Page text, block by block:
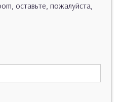
оставьте, пожалуйста,